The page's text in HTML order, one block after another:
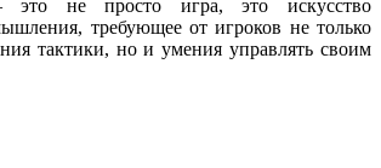
не просто игра, это искусство
требующее от игроков не только
тактики, но и умения управлять своим